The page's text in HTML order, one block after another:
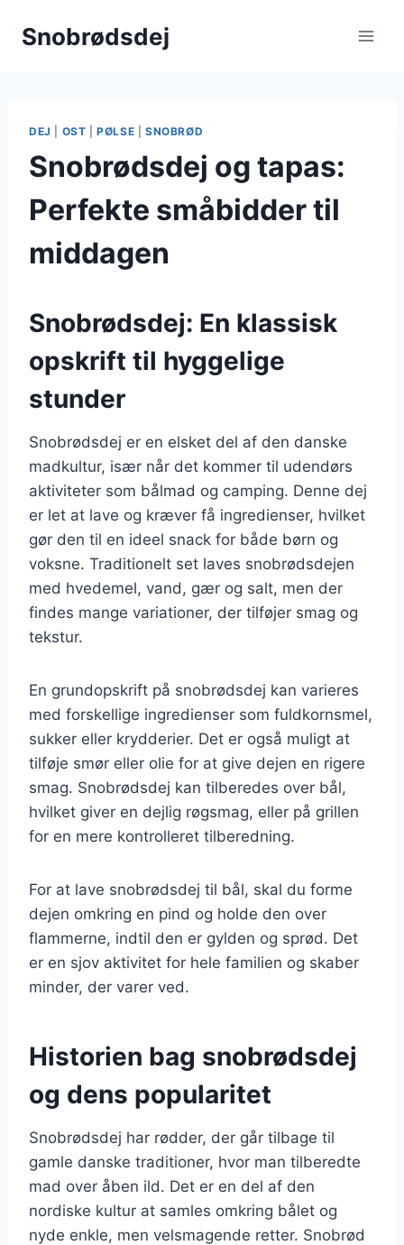
Snobrødsdej
DEJ OST |PØLSE SNOBRØD
Snobrødsdej og tapas:
Perfekte småbidder til
middagen
Snobrødsdej: En klassisk
opskrift til hyggelige
stunder
Snobrødsdej er en elsket del af den danske
madkultur, især når det kommer til udendørs
aktiviteter som bålmad og camping. Denne dej
er let at lave og kræver få ingredienser, hvilket
gør den til en ideel snack for både børn og
voksne. Traditionelt set laves snobrødsdejen
med hvedemel, vand, gær og salt, men der
findes mange variationer, der tilføjer smag og
tekstur.
En grundopskrift på snobrødsdej kan varieres
med forskellige ingredienser som fuldkornsmel,
sukker eller krydderier. Det er også muligt at
tilføje smør eller olie for at give dejen en rigere
smag. Snobrødsdej kan tilberedes over bål,
hvilket giver en dejlig røgsmag, eller på grillen
for en mere kontrolleret tilberedning.
For at lave snobrødsdej til bål, skal du forme
dejen omkring en pind og holde den over
flammerne, indtil den er gylden og sprød. Det
er en sjov aktivitet for hele familien og skaber
minder, der varer ved.
Historien bag snobrødsdej
og dens popularitet
Snobrødsdej har rødder, der går tilbage til
gamle danske traditioner, hvor man tilberedte
mad over åben ild. Det er en del af den
nordiske kultur at samles omkring bålet og
nyde enkle, men velsmagende retter. Snobrød